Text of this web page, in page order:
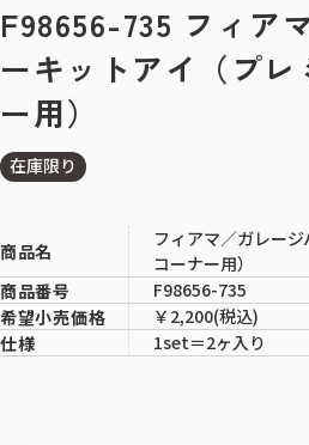
F98656-735 フィア
ーキットアイ（プレ
ー用）
在庫限り
商品名
フィアマ／ガレー
コーナー用）
商品番号
F98656-735
希望小売価格
￥2,200(税込)
仕様
1set＝2ヶ入り